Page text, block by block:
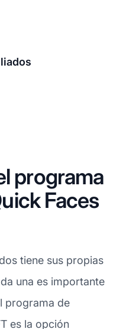
programa
Faces
tiene sus propias
una es importante
programa de
es la opción